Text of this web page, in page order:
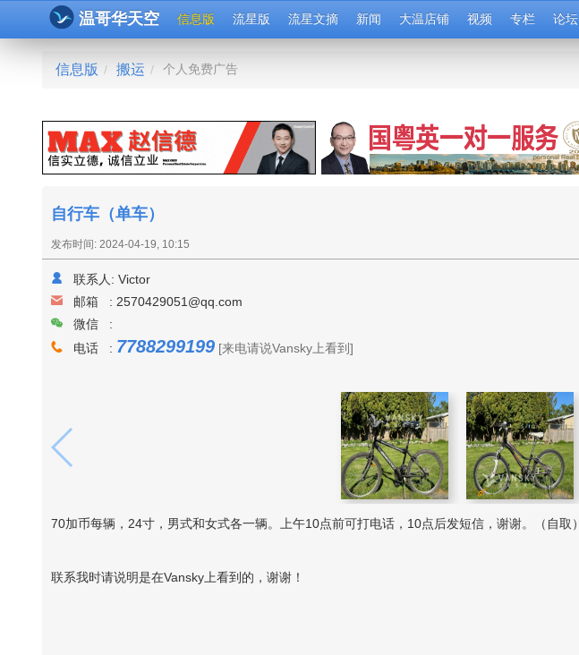
温哥华天空 信息版 流星版 流星文摘 新闻 大温店铺 视频 专栏 论坛
信息版 / 搬运 / 个人免费广告
自行车（单车）
发布时间: 2024-04-19, 10:15
联系人: Victor
邮箱 : 2570429051@qq.com
微信 :
电话 : 7788299199 [来电请说Vansky上看到]
70加币每辆，24寸，男式和女式各一辆。上午10点前可打电话，10点后发短信，谢谢。（自取）
联系我时请说明是在Vansky上看到的，谢谢！